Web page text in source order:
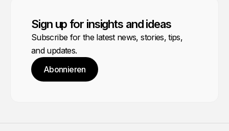
Sign up for insights and ideas
Subscribe for the latest news, stories, tips,
and updates.
Abonnieren